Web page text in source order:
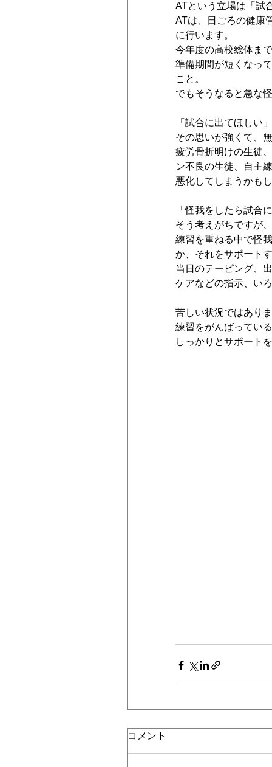
ATという立場は「試
ATは、日ごろの健康
に行います。
今年度の高校総体ま
準備期間が短くなっ
こと。
でもそうなると急な
「試合に出てほしい」
その思いが強くて、
疲労骨折明けの生徒
ン不良の生徒、自主
悪化してしまうかも
「怪我をしたら試合
そう考えがちですが
練習を重ねる中で怪
か、それをサポート
当日のテーピング、
ケアなどの指示、い
苦しい状況ではあり
練習をがんばってい
しっかりとサポート
コメント